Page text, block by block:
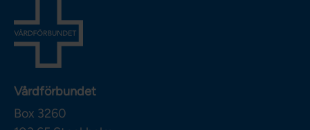
Vårdförbundet
Box 3260